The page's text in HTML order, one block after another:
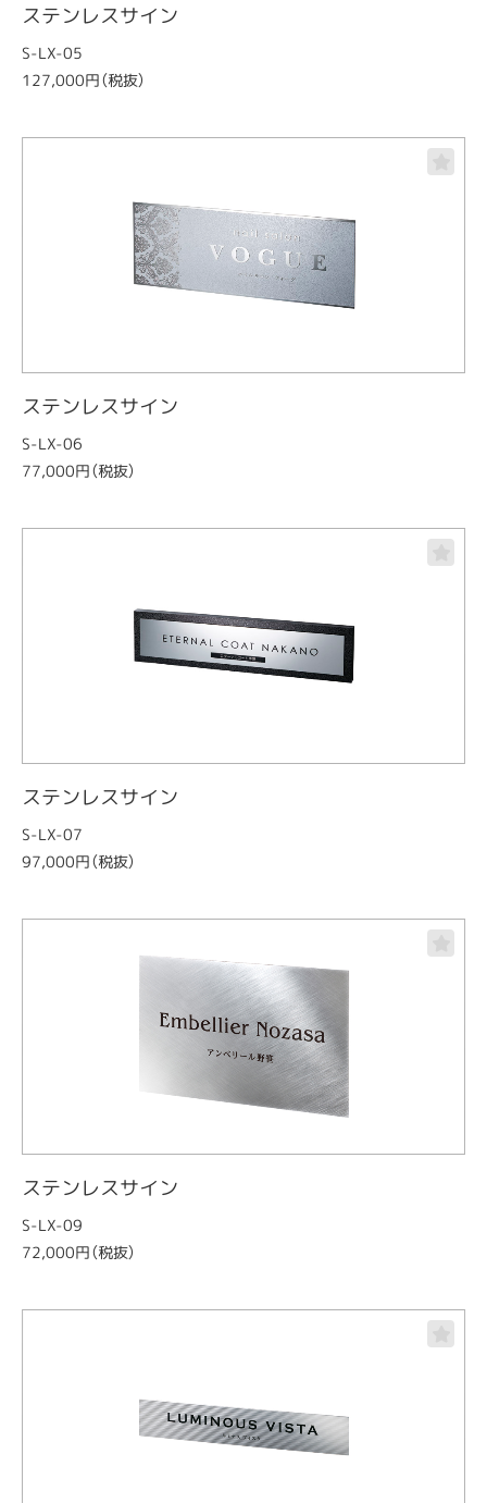
ステンレスサイン
S-LX-05
127,000円（税抜）
ステンレスサイン
S-LX-06
77,000円（税抜）
ステンレスサイン
S-LX-07
97,000円（税抜）
ステンレスサイン
S-LX-09
72,000円（税抜）